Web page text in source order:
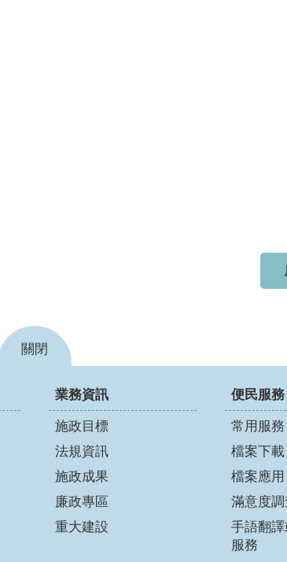
關閉
業務資訊
施政目標
法規資訊
施政成果
廉政專區
重大建設
便民服務
常用服務
檔案下載
檔案應用
滿意度調
手語翻
服務